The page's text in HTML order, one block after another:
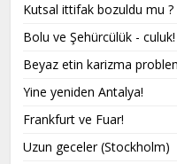
Kutsal ittifak bozuldu mu ?
Bolu ve Şehürcülük - culuk!
Beyaz etin karizma
Yine yeniden Antalya!
Frankfurt ve Fuar!
Uzun geceler (Stockholm)